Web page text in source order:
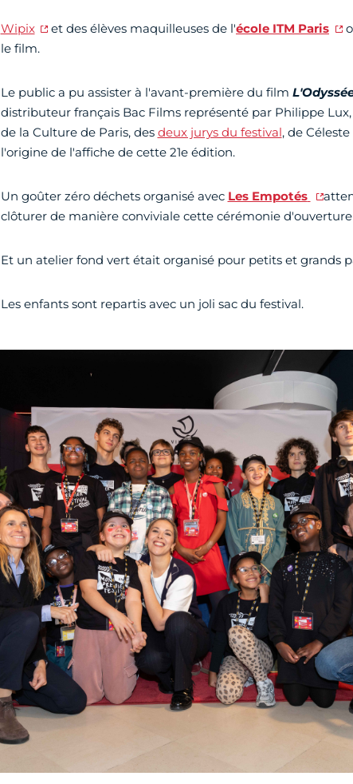
Wipix et des élèves maquilleuses de l'école ITM Paris
le film.
Le public a pu assister à l'avant-première du film
distributeur français Bac Films représenté par Philippe
de la Culture de Paris, des deux jurys du festival, de
l'origine de l'affiche de cette 21e édition.
Un goûter zéro déchets organisé avec Les Empotés
clôturer de manière conviviale cette cérémonie
Et un atelier fond vert était organisé pour petits et grands
Les enfants sont repartis avec un joli sac du festival.